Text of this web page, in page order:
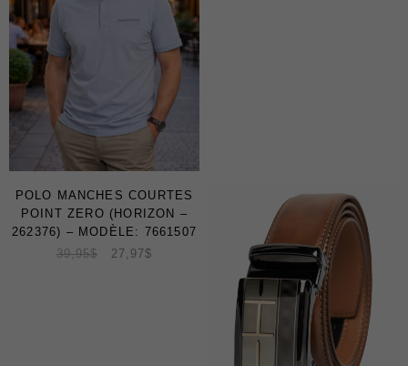
MAGASINEZ
NOUVEAUTÉS
POLO MANCHES COURTES
POINT ZERO (HORIZON –
262376) – MODÈLE: 7661507
39,95$ 27,97$